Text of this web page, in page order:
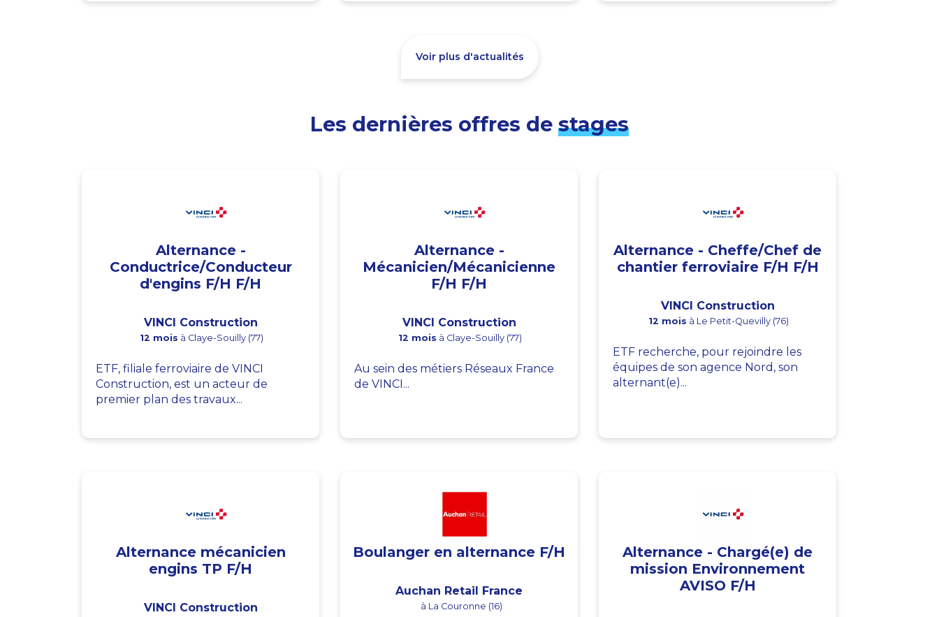
Voir plus d'actualités
Les dernières offres de stages
Alternance -
Conductrice/Conducteur
d'engins F/H F/H
VINCI Construction
12 mois à Claye-Souilly (77)
ETF, filiale ferroviaire de VINCI
Construction, est un acteur de
premier plan des travaux...
Alternance -
Mécanicien/Mécanicienne
F/H F/H
VINCI Construction
12 mois à Claye-Souilly (77)
Au sein des métiers Réseaux France
de VINCI...
Alternance - Cheffe/Chef de
chantier ferroviaire F/H F/H
VINCI Construction
12 mois à Le Petit-Quevilly (76)
ETF recherche, pour rejoindre les
équipes de son agence Nord, son
alternant(e)...
Alternance mécanicien
engins TP F/H
VINCI Construction
Boulanger en alternance F/H
Auchan Retail France
à La Couronne (16)
Alternance - Chargé(e) de
mission Environnement
AVISO F/H